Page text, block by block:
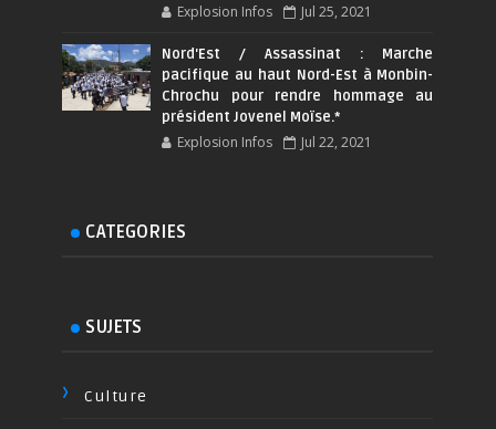
Explosion Infos Jul 25, 2021
Nord'Est / Assassinat : Marche
pacifique au haut Nord-Est à Monbin-
Chrochu pour rendre hommage au
président Jovenel Moïse.*
Explosion Infos Jul 22, 2021
CATEGORIES
SUJETS
Culture